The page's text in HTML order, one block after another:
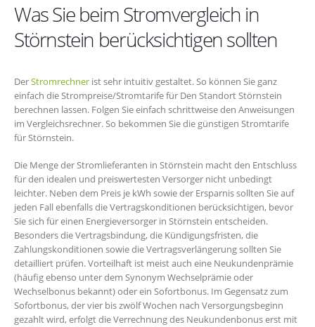
Was Sie beim Stromvergleich in
Störnstein berücksichtigen sollten
DerStromrechner ist sehr intuitiv gestaltet. So können Sie ganz
einfach die Strompreise/Stromtarife für Den Standort Störnstein
berechnen lassen. Folgen Sie einfach schrittweise den Anweisungen
im Vergleichsrechner. So bekommen Sie die günstigen Stromtarife
für Störnstein.
Die Menge der Stromlieferanten in Störnstein macht den Entschluss
für den idealen und preiswertesten Versorger nicht unbedingt
leichter. Neben dem Preis je kWh sowie der Ersparnis sollten Sie auf
jeden Fall ebenfalls die Vertragskonditionen berücksichtigen, bevor
Sie sich für einen Energieversorger in Störnstein entscheiden.
Besonders die Vertragsbindung, die Kündigungsfristen, die
Zahlungskonditionen sowie die Vertragsverlängerung sollten Sie
detailliert prüfen. Vorteilhaft ist meist auch eine Neukundenprämie
(häufig ebenso unter dem Synonym Wechselprämie oder
Wechselbonus bekannt) oder ein Sofortbonus. Im Gegensatz zum
Sofortbonus, der vier bis zwölf Wochen nach Versorgungsbeginn
gezahlt wird, erfolgt die Verrechnung des Neukundenbonus erst mit